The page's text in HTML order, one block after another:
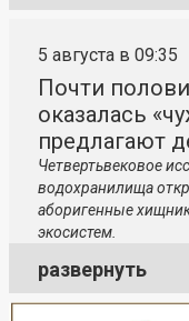
5 августа в 09:35
Почти
оказалась
предлагают
Четвертьвековое
водохранилища
аборигенные
экосистем.
развернуть